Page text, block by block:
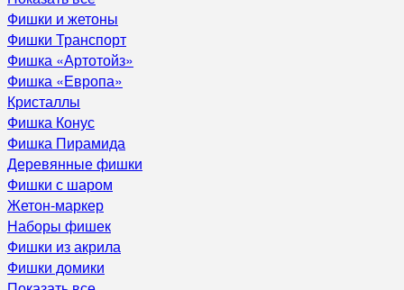
Фишки и жетоны
Фишки Транспорт
Фишка «Артотойз»
Фишка «Европа»
Кристаллы
Фишка Конус
Фишка Пирамида
Деревянные фишки
Фишки с шаром
Жетон-маркер
Наборы фишек
Фишки из акрила
Фишки домики